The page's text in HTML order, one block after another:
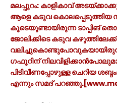
മലപ്പുറം: കാളികാവ്
ആളെ കടുവ കൊലപ്പെടുത്തിയ
കൂടെയുണ്ടായിരുന്ന ടാപ്പിങ്
ജോലിക്കിടെ കടുവ
ഗഫൂറിന്
പിടിവീണപ്പോഴുള്ള ചെറിയ
എന്നും സമദ്